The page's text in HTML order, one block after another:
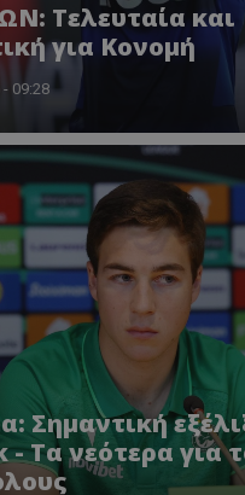
Τελευταία και
για Κονομή
- 09:28
Σημαντική
- Τα νεότερα για